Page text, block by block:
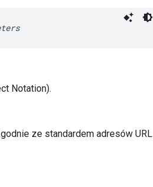
Notation).
ze standardem adresów URL